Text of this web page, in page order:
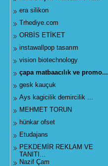
era silikon
Trhediye.com
ORBİS ETİKET
instawallpop tasarım
vision biotechnology
çapa matbaacılık ve promo...
gesk kauçuk
Ays kagicilik demircilik ...
MEHMET TORUN
hünkar ofset
Etudajans
PEKDEMİR REKLAM VE
TANITI...
Nazif Çam